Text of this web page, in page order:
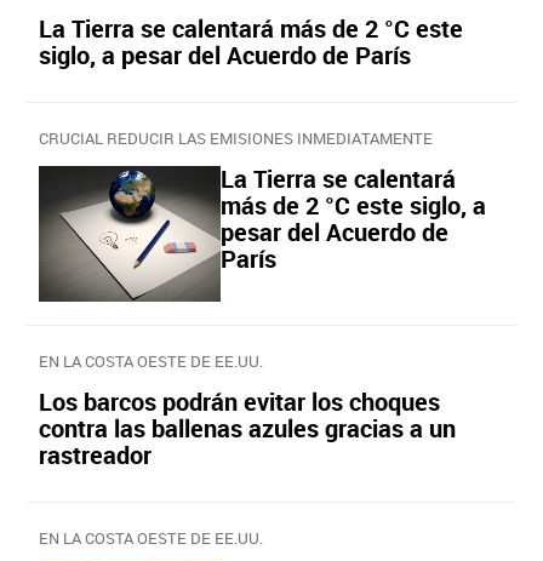
La Tierra se calentará más de 2 °C este
siglo, a pesar del Acuerdo de París
CRUCIAL REDUCIR LAS EMISIONES INMEDIATAMENTE
La Tierra se calentará
más de 2 °C este siglo, a
pesar del Acuerdo de
París
EN LA COSTA OESTE DE EE.UU.
Los barcos podrán evitar los choques
contra las ballenas azules gracias a un
rastreador
EN LA COSTA OESTE DE EE.UU.